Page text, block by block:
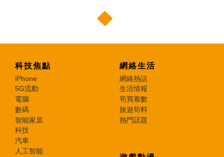
科技焦點
iPhone
5G流動
電腦
數碼
智能家居
科技
汽車
人工智能
網絡生活
網絡熱話
生活情報
筍買着數
旅遊筍料
熱門話題